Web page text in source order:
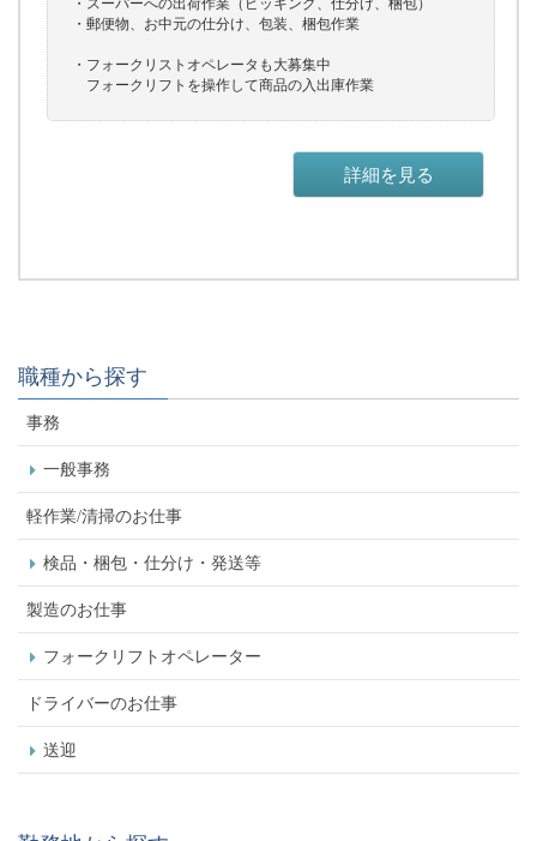
・郵便物、お中元の仕分け、包装、梱包作業
・フォークリストオペレータも大募集中
フォークリフトを操作して商品の入出庫作業
詳細を見る
職種から探す
事務
一般事務
軽作業/清掃のお仕事
検品・梱包・仕分け・発送等
製造のお仕事
フォークリフトオペレーター
ドライバーのお仕事
送迎